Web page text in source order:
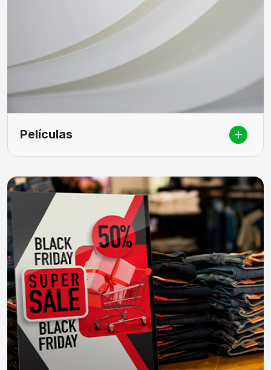
Películas